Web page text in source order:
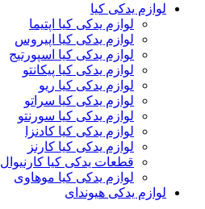
لوازم یدکی کیا
لوازم یدکی کیا اپتیما
لوازم یدکی کیا اپیروس
لوازم یدکی کیا اسپورتیج
لوازم یدکی کیا پیکانتو
لوازم یدکی کیا ریو
لوازم یدکی کیا سراتو
لوازم یدکی کیا سورنتو
لوازم یدکی کیا کادنزا
لوازم یدکی کیا کارنز
قطعات یدکی کیا کارنیوال
لوازم یدکی کیا موهاوی
لوازم یدکی هیوندای